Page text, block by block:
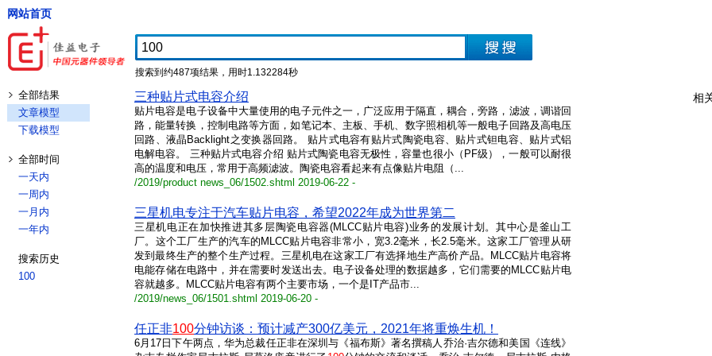
网站首页
搜索到约487项结果，用时1.132284秒
全部结果
文章模型
下载模型
全部时间
一天内
一周内
一月内
一年内
搜索历史
100
三种贴片式电容介绍
贴片电容是电子设备中大量使用的电子元件之一，广泛应用于隔直，耦合，旁路，滤波，调谐回
路，能量转换，控制电路等方面，如笔记本、主板、手机、数字照相机等一般电子回路及高电压
回路、液晶Backlight之变换器回路。 贴片式电容有贴片式陶瓷电容、贴片式钽电容、贴片式铝
电解电容。 三种贴片式电容介绍 贴片式陶瓷电容无极性，容量也很小（PF级），一般可以耐很
高的温度和电压，常用于高频滤波。陶瓷电容看起来有点像贴片电阻（...
/2019/product news_06/1502.shtml 2019-06-22 -
三星机电专注于汽车贴片电容，希望2022年成为世界第二
三星机电正在加快推进其多层陶瓷电容器(MLCC贴片电容)业务的发展计划。其中心是釜山工
厂。这个工厂生产的汽车的MLCC贴片电容非常小，宽3.2毫米，长2.5毫米。这家工厂管理从研
发到最终生产的整个生产过程。三星机电在这家工厂有选择地生产高价产品。MLCC贴片电容将
电能存储在电路中，并在需要时发送出去。电子设备处理的数据越多，它们需要的MLCC贴片电
容就越多。MLCC贴片电容有两个主要市场，一个是IT产品市...
/2019/news_06/1501.shtml 2019-06-20 -
任正非100分钟访谈：预计减产300亿美元，2021年将重焕生机！
6月17日下午两点，华为总裁任正非在深圳与《福布斯》著名撰稿人乔治·吉尔德和美国《连线》
相